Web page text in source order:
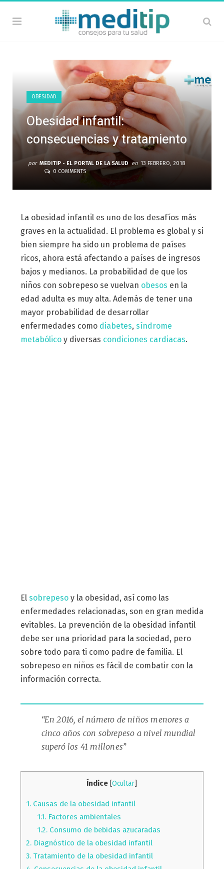
OBESIDAD
Obesidad infantil:
consecuencias y tratamiento
por MEDITIP - EL PORTAL DE LA SALUD en 13 FEBRERO, 2018
0 COMMENTS
La obesidad infantil es uno de los desafíos más
graves en la actualidad. El problema es global y si
bien siempre ha sido un problema de países
ricos, ahora está afectando a países de ingresos
bajos y medianos. La probabilidad de que los
niños con sobrepeso se vuelvan obesos en la
edad adulta es muy alta. Además de tener una
mayor probabilidad de desarrollar
enfermedades como diabetes, síndrome
metabólicoy diversas condiciones cardiacas.
El sobrepesoy la obesidad, así como las
enfermedades relacionadas, son en gran medida
evitables. La prevención de la obesidad infantil
debe ser una prioridad para la sociedad, pero
sobre todo para ti como padre de familia. El
sobrepeso en niños es fácil de combatir con la
información correcta.
“En 2016, el número de niños menores a
cinco años con sobrepeso a nivel mundial
superó los 41 millones”
Índice [Ocultar]
1.Causas de la obesidad infantil
1.1. Factores ambientales
1.2. Consumo de bebidas azucaradas
2.Diagnóstico de la obesidad infantil
3.Tratamiento de la obesidad infantil